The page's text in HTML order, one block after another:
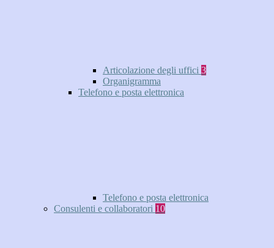
Articolazione degli uffici 3
Organigramma
Telefono e posta elettronica
Telefono e posta elettronica
Consulenti e collaboratori 10